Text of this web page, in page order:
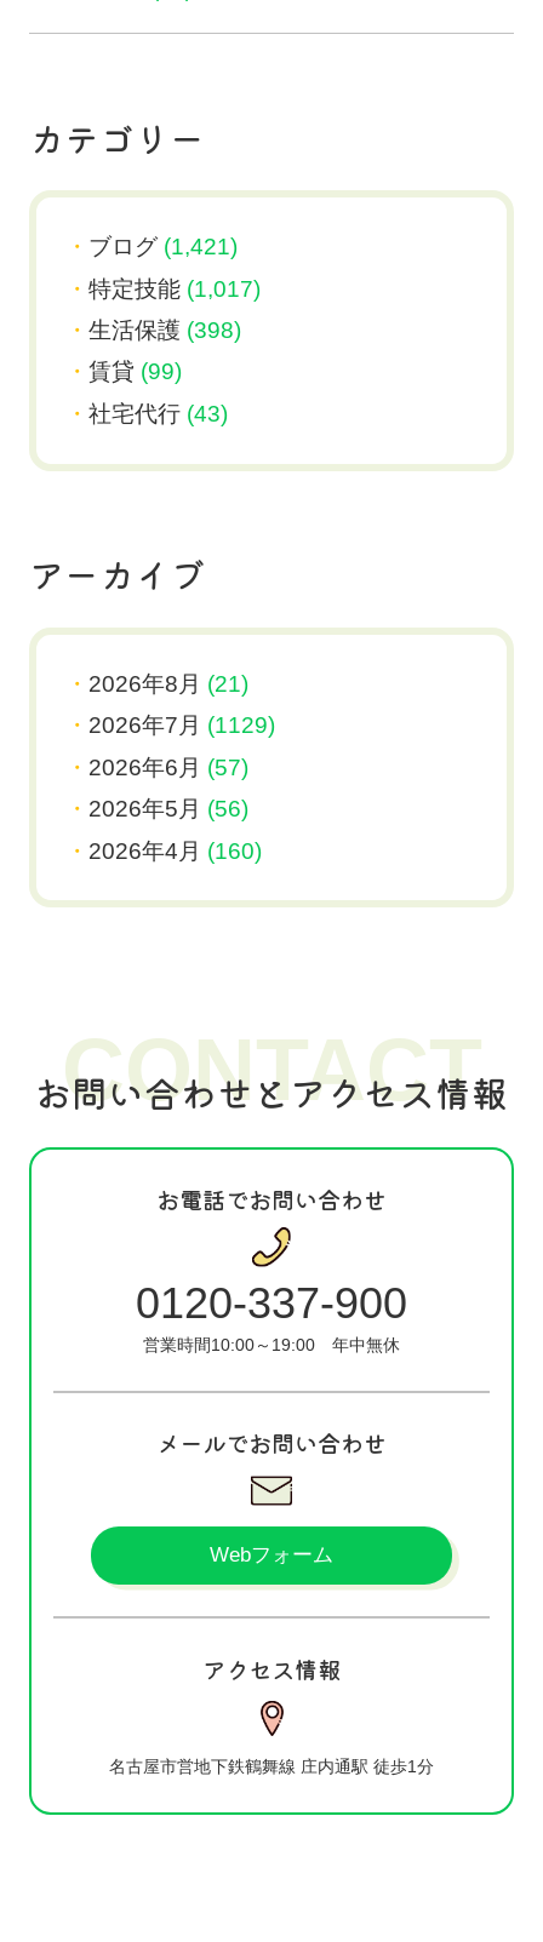
カテゴリー
ブログ(1,421)
特定技能(1,017)
生活保護 (398)
賃貸 (99)
社宅代行(43)
アーカイブ
2026年8月 (21)
2026年7月 (1129)
2026年6月 (57)
2026年5月 (56)
2026年4月 (160)
お問い合わせとアクセス情報
CONTACT
お電話でお問い合わせ
0120-337-900
営業時間10:00～19:00 年中無休
メールでお問い合わせ
Webフォーム
アクセス情報
名古屋市営地下鉄鶴舞線 庄内通駅 徒歩1分